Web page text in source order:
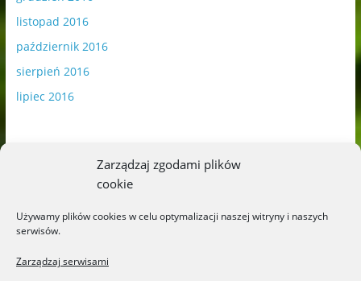
Zarządzaj zgodami plików
cookie
Używamy plików cookies w celu optymalizacji naszej witryny i naszych
serwisów.
Zarządzaj serwisami
listopad 2016
październik 2016
sierpień 2016
lipiec 2016